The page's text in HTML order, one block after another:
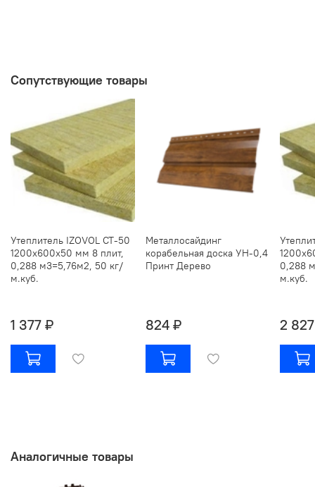
Сопутствующие товары
Утеплитель IZOVOL СТ-50
1200х600х50 мм 8 плит,
0,288 м3=5,76м2, 50 кг/
м.куб.
1 377 ₽
Металлосайдинг
корабельная доска УН-0,4
Принт Дерево
824 ₽
0,288
м.куб.
2
Аналогичные товары